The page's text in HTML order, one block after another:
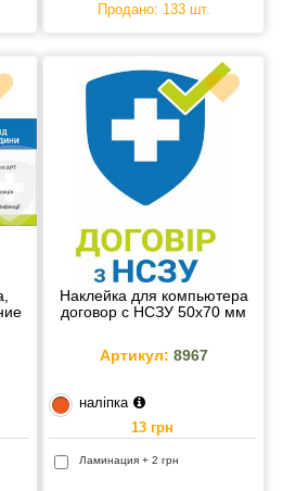
Продано: 133 шт.
Наклейка для компьютера
договор с НСЗУ 50х70 мм
Артикул: 8967
наліпка
13 грн
Ламинация + 2 грн